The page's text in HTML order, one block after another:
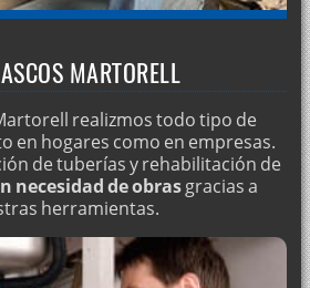
de aljibes
filtraciones y humedades
cuba
MARTORELL
realizmos todo tipo de
en hogares como en empresas.
de tuberías y rehabilitación de
necesidad de obrasgracias a
herramientas.